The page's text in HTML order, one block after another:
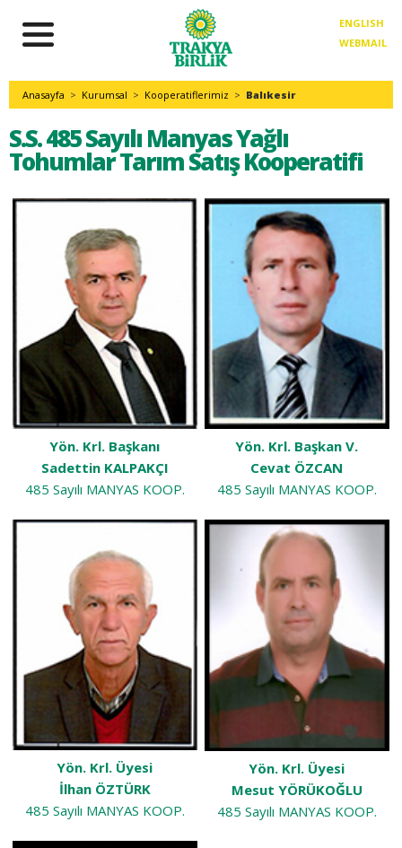
ENGLISH
WEBMAIL
Anasayfa > Kurumsal > Kooperatiflerimiz > Balıkesir
S.S. 485 Sayılı Manyas Yağlı
Tohumlar Tarım Satış Kooperatifi
Yön. Krl. Başkanı
Sadettin KALPAKÇI
485 Sayılı MANYAS KOOP.
Yön. Krl. Başkan V.
Cevat ÖZCAN
485 Sayılı MANYAS KOOP.
Yön. Krl. Üyesi
İlhan ÖZTÜRK
485 Sayılı MANYAS KOOP.
Yön. Krl. Üyesi
Mesut YÖRÜKOĞLU
485 Sayılı MANYAS KOOP.